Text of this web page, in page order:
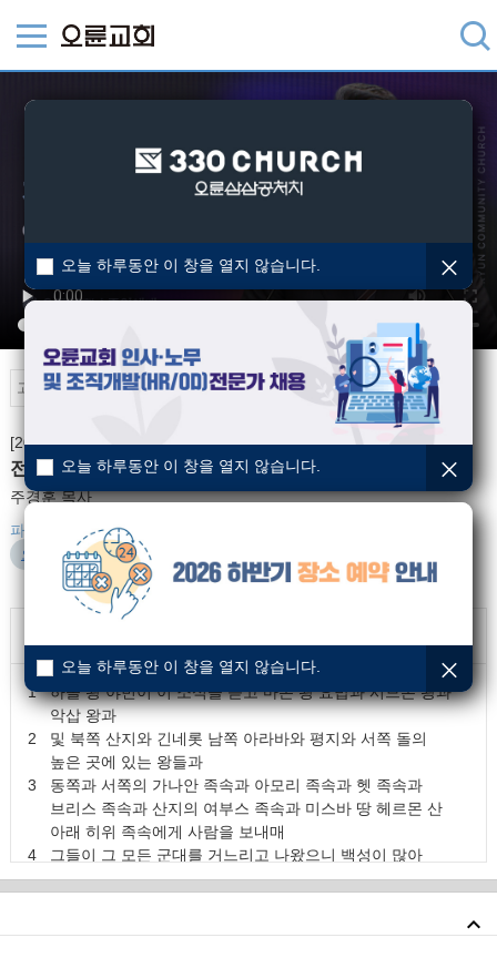
오륜TV
[2026-06-14] 주일예배
전쟁을 끝내는 믿음
주경훈 목사
파일 다운로드 :
오륜설교나눔지_v260614(최종).hwp
1
하솔 왕 야빈이 이 소식을 듣고 마돈 왕 요밥과 시므론 왕과
악삽 왕과
2
및 북쪽 산지와 긴네롯 남쪽 아라바와 평지와 서쪽 돌의
높은 곳에 있는 왕들과
3
동쪽과 서쪽의 가나안 족속과 아모리 족속과 헷 족속과
브리스 족속과 산지의 여부스 족속과 미스바 땅 헤르몬 산
아래 히위 족속에게 사람을 보내매
4
그들이 그 모든 군대를 거느리고 나왔으니 백성이 많아
해변의 수많은 모래 같고 말과 병거도 심히 많았으며
오늘 하루동안 이 창을 열지 않습니다.
오늘 하루동안 이 창을 열지 않습니다.
오늘 하루동안 이 창을 열지 않습니다.